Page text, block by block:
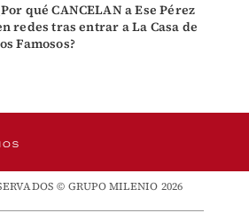
qué CANCELAN a Ese Pérez
redes tras entrar a La Casa de
Famosos?
© GRUPO MILENIO 2026